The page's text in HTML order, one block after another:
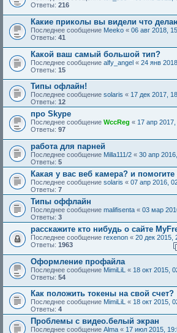
Ответы: 216
Какие приколы вы видели что
Последнее сообщение Meeko « 06 авг 2018,
Ответы: 41
Какой ваш самый большой тип?
Последнее сообщение alfy_angel « 24 янв
Ответы: 15
Типы офлайн!
Последнее сообщение solaris « 17 дек 2017,
Ответы: 12
про Skype
Последнее сообщение WccReg « 17 апр
Ответы: 97
работа для парней
Последнее сообщение Milla111/2 « 30 апр
Ответы: 5
Какая у вас веб камера? и
Последнее сообщение solaris « 07 апр 2016,
Ответы: 7
Типы оффлайн
Последнее сообщение malifisenta « 03 мар
Ответы: 3
расскажите кто нибудь о сайте
Последнее сообщение rexenon « 20 дек 2015,
Ответы: 1963
Оформление профайла
Последнее сообщение MimiLiL « 18 окт 2015,
Ответы: 54
Как положить токены на свой счет?
Последнее сообщение MimiLiL « 18 окт 2015,
Ответы: 4
Проблемы с видео.белый экран
Последнее сообщение Alma « 17 июл 2015,